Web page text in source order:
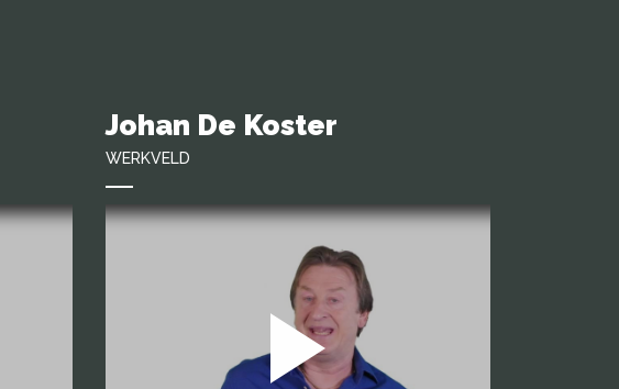
Johan De Koster
WERKVELD